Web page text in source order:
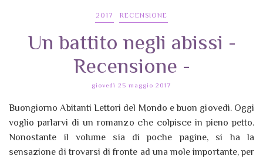
2017 RECENSIONE
Un battito negli abissi -
Recensione -
giovedì 25 maggio 2017
Buongiorno Abitanti Lettori del Mondo e buon giovedì. Oggi
voglio parlarvi di un romanzo che colpisce in pieno petto.
Nonostante il volume sia di poche pagine, si ha la
sensazione di trovarsi di fronte ad una mole importante, per